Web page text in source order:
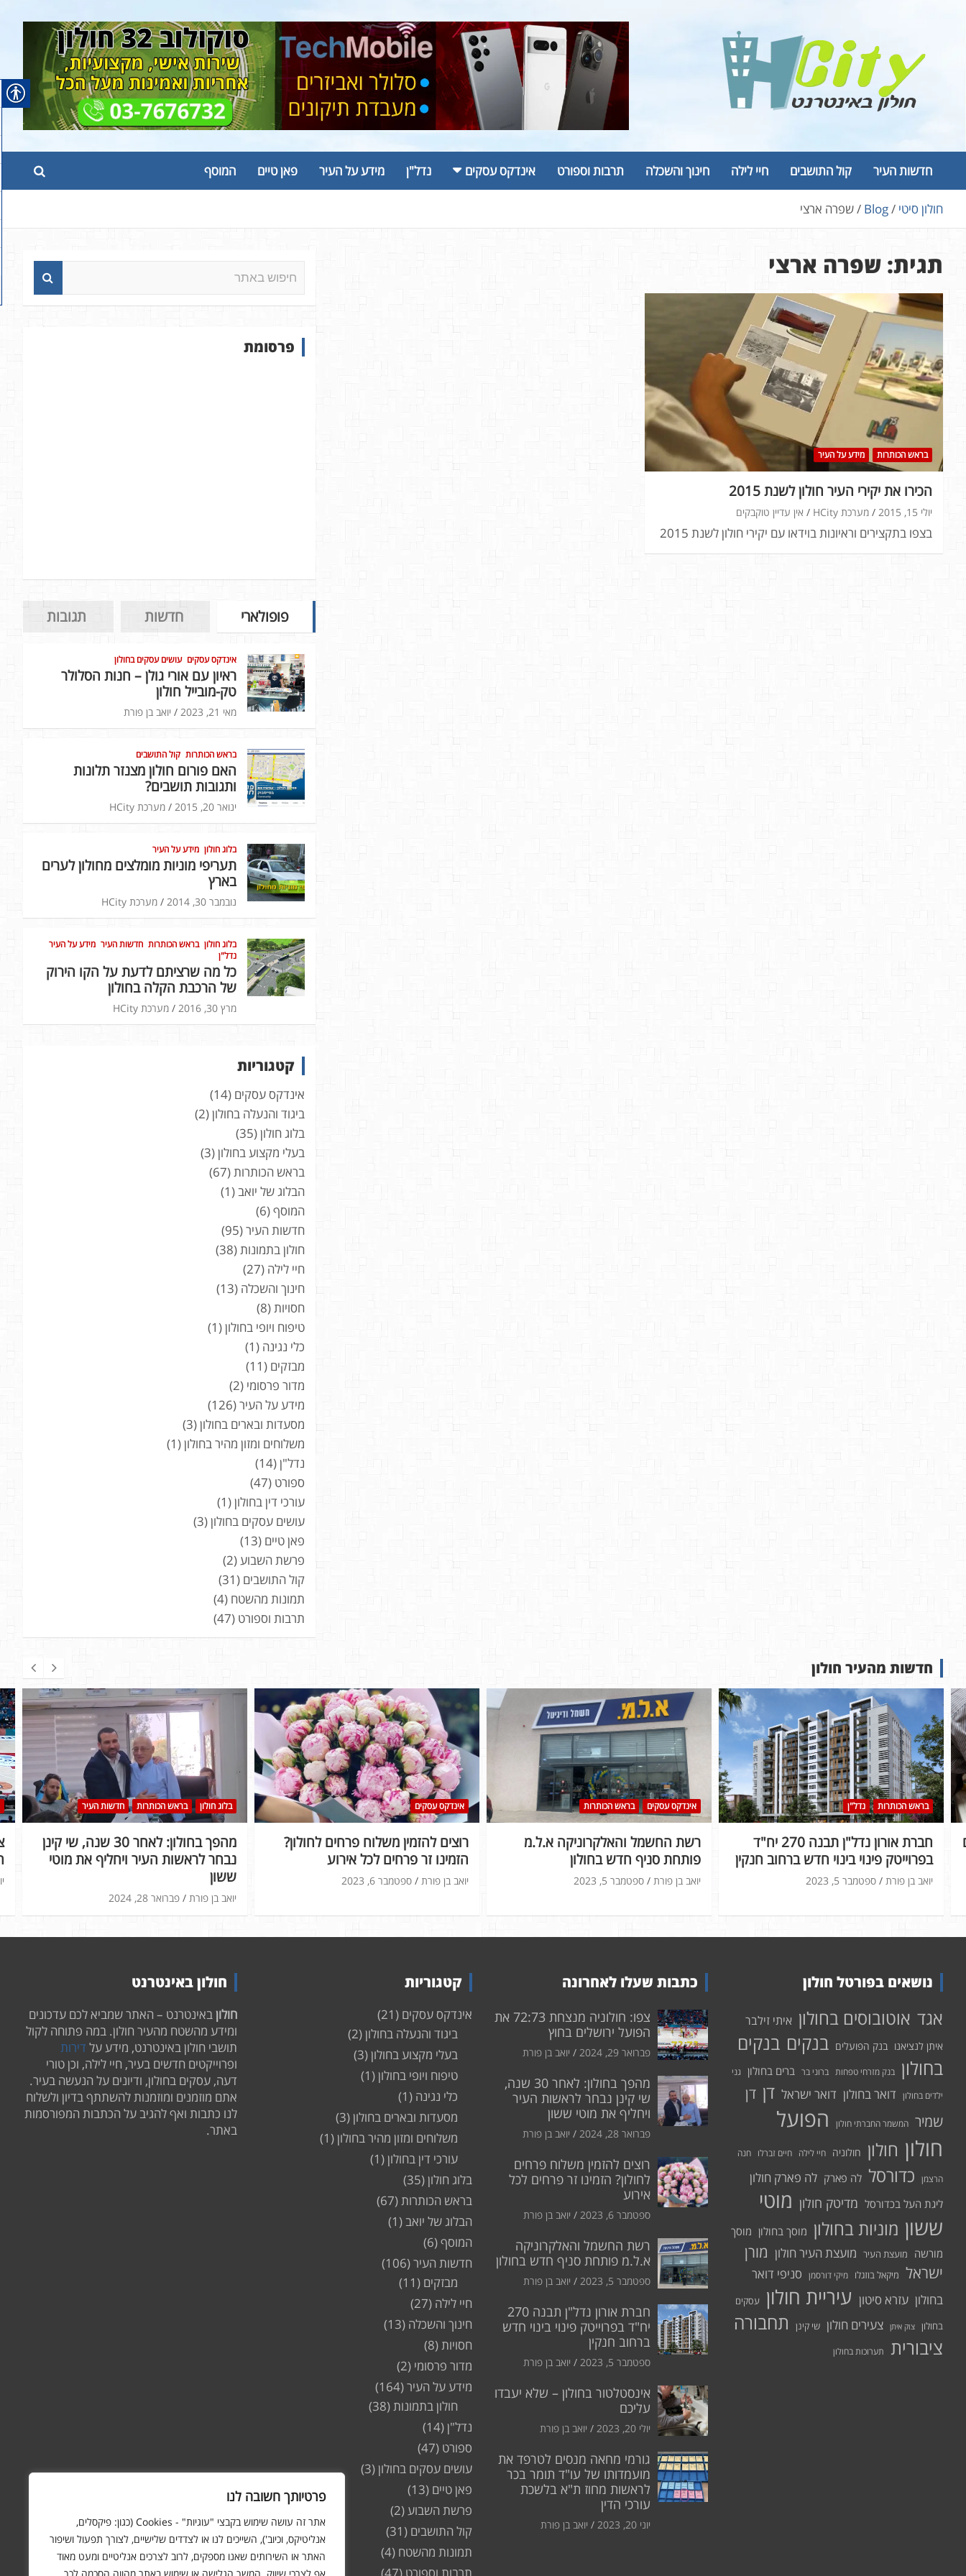
פרטיותך חשובה לנו
אתר זה עושה שימוש בקבצי "עוגיות" - Cookies (כגון: פיקסלים,
אנליטיקס, וכיוב'), השייכים לנו או לצדדים שלישיים, לצורך תפעול ושיפור
האתר או השירותים שאנו מספקים, לרוב לצרכים אנליטיים ומעט מאוד
חדשות העיר קול התושבים חיי לילה חינוך והשכלה תרבות וספורט אינדקס עסקים נדל"ן מידע על העיר פאן טיים המוסף
חולון סיטי Blog שפרה ארצי
תגית: שפרה ארצי
בראש הכותרות מידע על העיר
הכירו את יקירי העיר חולון לשנת 2015
יולי 15, 2015 מערכת HCity אין עדיין טוקבקים
בצפו בתקצירים וראיונות בוידאו עם יקירי חולון לשנת 2015
פ
ש
פרסומת
פופולארי חדשות תגובות
אינדקס עסקים עושים עסקים בחולון
ראיון עם אורי גולן – חנות הסלולר
טק-מובייל חולון
מאי 21, 2023 יואב בן פורת
בראש הכותרות קול התושבים
האם פורום חולון מצנזר תלונות
ותגובות תושבים?
ינואר 20, 2015 מערכת HCity
בלוג חולון מידע על העיר
תעריפי מוניות מומלצים מחולון לערים
בארץ
נובמבר 30, 2014 מערכת HCity
בלוג חולון בראש הכותרות חדשות העיר מידע על העיר
נדל"ן
כל מה שרציתם לדעת על הקו הירוק
של הרכבת הקלה בחולון
מרץ 30, 2016 מערכת HCity
קטגוריות
אינדקס עסקים (14)
ביגוד והנעלה בחולון(2)
בלוג חולון(35)
בעלי מקצוע בחולון(3)
בראש הכותרות (67)
הבלוג של יואב (1)
המוסף(6)
חדשות העיר(95)
חולון בתמונות (38)
חיי לילה (27)
חינוך והשכלה (13)
חסויות (8)
טיפוח ויופי בחולון(1)
כלי נגינה (1)
מבזקים (11)
מדור פרסומי (2)
מידע על העיר(126)
מסעדות ובארים בחולון(3)
משלוחים ומזון מהיר בחולון(1)
נדל"ן(14)
ספורט (47)
עורכי דין בחולון(1)
עושים עסקים בחולון(3)
פאן טיים (13)
פרשת השבוע (2)
קול התושבים (31)
תמונות מהשטח (4)
תרבות וספורט (47)
חדשות מהעיר חולון
בלוג חולון בראש הכותרות חדשות העיר
מהפך בחולון: לאחר 30 שנה, שי קינן
נבחר לראשות העיר ויחליף את מוטי
ששון
פברואר 28, 2024 יואב בן פורת
אינדקס עסקים
רוצים להזמין משלוח פרחים לחולון?
הזמינו זר פרחים לכל אירוע
ספטמבר 6, 2023 יואב בן פורת
אינדקס עסקים בראש הכותרות
רשת החשמל והאלקרוניקה א.ל.מ
פותחת סניף חדש בחולון
ספטמבר 5, 2023 יואב בן פורת
בראש הכותרות נדל"ן
חברת אורון נדל"ן תבנה 270 יח"ד
בפרוייטק פינוי בינוי חדש ברחוב חנקין
ספטמבר 5, 2023 יואב בן פורת
נושאים בפורטל חולון
אגד אוטובוסים בחולון איתי זילבר
איתן לנציאנו בנק הפועלים בנקים בנקים
בחולון בנק מזרחי טפחות ברוני בר ברים בחולון גני
ילדים בחולון דואר בחולון דואר ישראל דן דן
שמיר המשמר החברתי חולון
הפועל
חולון חולון חולוניה חיי לילה חיים זברלו חנה
הרצמן כדורסל לה פארק לה פארק חולון
ליגת העל בכדורסל מדיטק חולון מוטי
ששון מוניות בחולון מוסך בחולון מוסך
מורשה
מועצת העיר מועצת העיר חולון מורן
ישראל מיקאל בוזגלו מיקי דורסמן סניפי דואר
בחולון עזרא סיטון עיריית חולון עסקים
בחולון
צוק איתן צעירים חולון שי קינן
תחבורה
ציבורית
תערוכות בחולון
כתבות שעלו לאחרונה
צפו: חולוניה מנצחת 72:73 את
הפועל ירושלים בחוץ
פברואר 29, 2024 יואב בן פורת
מהפך בחולון: לאחר 30 שנה,
שי קינן נבחר לראשות העיר
ויחליף את מוטי ששון
פברואר 28, 2024 יואב בן פורת
רוצים להזמין משלוח פרחים
לחולון? הזמינו זר פרחים לכל
אירוע
ספטמבר 6, 2023 יואב בן פורת
רשת החשמל והאלקרוניקה
א.ל.מ פותחת סניף חדש בחולון
ספטמבר 5, 2023 יואב בן פורת
חברת אורון נדל"ן תבנה 270
יח"ד בפרוייטק פינוי בינוי חדש
ברחוב חנקין
ספטמבר 5, 2023 יואב בן פורת
אינסטלטור בחולון – שלא יעבדו
עליכם
יולי 20, 2023 יואב בן פורת
גורמי מחאה מנסים לטרפד את
מועמדותו של עו"ד תומר בכר
לראשות מחוז ת"א בלשכת
עורכי הדין
יוני 20, 2023 יואב בן פורת
קטגוריות
אינדקס עסקים (21)
ביגוד והנעלה בחולון(2)
בעלי מקצוע בחולון(3)
טיפוח ויופי בחולון(1)
כלי נגינה (1)
מסעדות ובארים בחולון(3)
משלוחים ומזון מהיר בחולון(1)
עורכי דין בחולון(1)
בלוג חולון(35)
בראש הכותרות(67)
הבלוג של יואב (1)
המוסף(6)
חדשות העיר(106)
מבזקים (11)
חיי לילה (27)
חינוך והשכלה (13)
חסויות(8)
מדור פרסומי (2)
מידע על העיר(164)
חולון בתמונות(38)
נדל"ן(14)
ספורט (47)
עושים עסקים בחולון(3)
פאן טיים (13)
פרשת השבוע(2)
קול התושבים (31)
תמונות מהשטח (4)
חולון באינטרנט
חולוןבאינטרנט – האתר שמביא לכם עדכונים
ומידע מהשטח מהעיר חולון. במה פתוחה לקול
תושבי חולון באינטרנט, מידע על דירות
ופרוייקטים חדשים בעיר, חיי לילה, וכן טורי
דעה, עסקים בחולון, ודיונים על הנעשה בעיר.
אתם מוזמנים ומוזמנות להשתתף בדיון ולשלוח
לנו כתבות ואף להגיב על הכתבות המפורסמות
באתר.